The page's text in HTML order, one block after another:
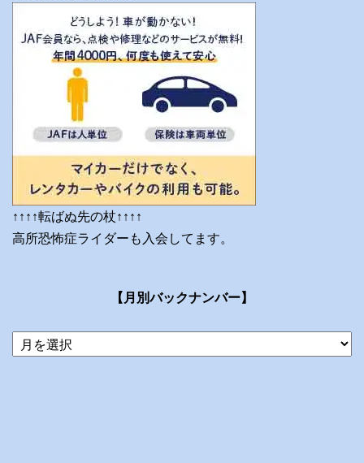
↑↑↑↑転ばぬ先の杖↑↑↑↑
高所恐怖症ライダーも入会してます。
【月別バックナンバー】
当
ブ